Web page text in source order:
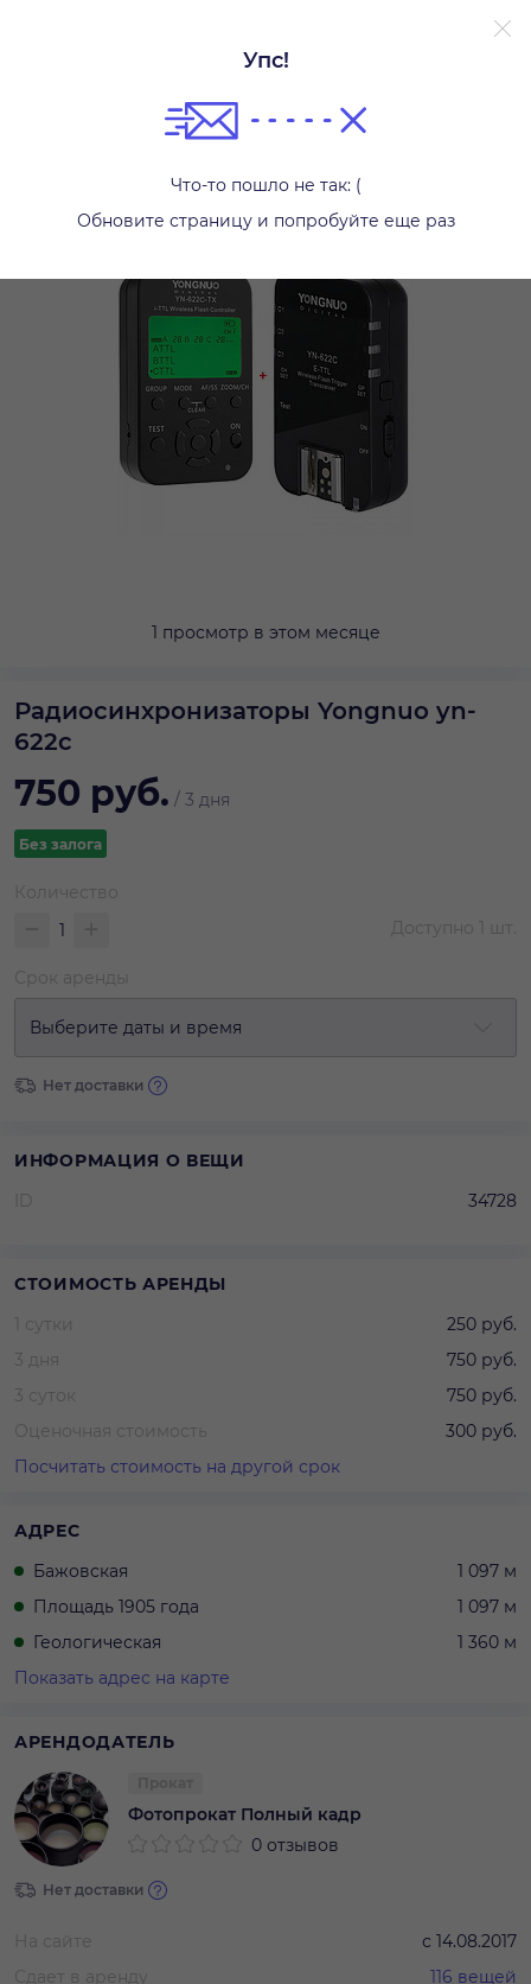
Упс!
Что-то пошло не так: (
Обновите страницу и попробуйте еще раз
1 просмотр в этом месяце
Радиосинхронизаторы Yongnuo yn-
622c
750 руб. / 3 дня
Без залога
Количество
Доступно 1 шт.
Срок аренды
Выберите даты и время
Нет доставки
ИНФОРМАЦИЯ О ВЕЩИ
ID
34728
СТОИМОСТЬ АРЕНДЫ
1 сутки
250 руб.
3 дня
750 руб.
3 суток
750 руб.
Оценочная стоимость
300 руб.
Посчитать стоимость на другой срок
АДРЕС
Бажовская
1 097 м
Площадь 1905 года
1 097 м
Геологическая
1 360 м
Показать адрес на карте
АРЕНДОДАТЕЛЬ
Фотопрокат Полный кадр
0 отзывов
Нет доставки
На сайте с 14.08.2017
Сдает в аренду
116 вещей